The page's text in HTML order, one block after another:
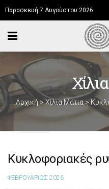
Παρασκευή 7 Αυγούστου 2026
Αρχική>Χίλια Μάτια>
Κυκλοφοριακές
ΦΕΒΡΟΥΑΡΙΟΣ 2026